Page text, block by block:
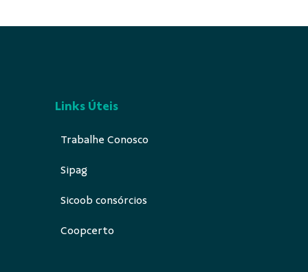
Links Úteis
Trabalhe Conosco
Sipag
Sicoob consórcios
Coopcerto